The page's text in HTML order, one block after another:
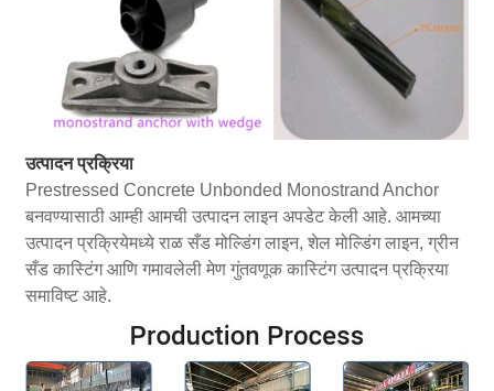
उत्पादन प्रक्रिया
Prestressed Concrete Unbonded Monostrand Anchor
बनवण्यासाठी आम्ही आमची उत्पादन लाइन अपडेट केली आहे. आमच्या
उत्पादन प्रक्रियेमध्ये राळ सँड मोल्डिंग लाइन, शेल मोल्डिंग लाइन, ग्रीन
सँड कास्टिंग आणि गमावलेली मेण गुंतवणूक कास्टिंग उत्पादन प्रक्रिया
समाविष्ट आहे.